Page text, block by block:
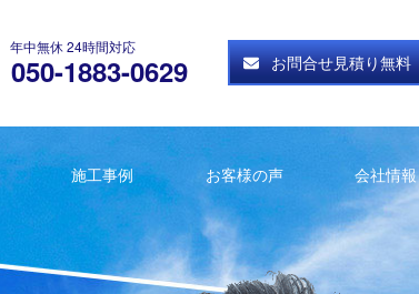
年中無休 24時間対応
050-1883-0629 お問合せ見積り無料
施工事例 お客様の声 会社情報